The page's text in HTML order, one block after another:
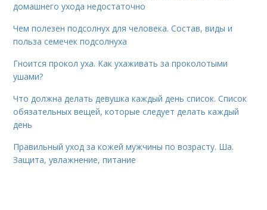
домашнего ухода недостаточно
Чем полезен подсолнух для человека. Состав, виды и
польза семечек подсолнуха
Гноится прокол уха. Как ухаживать за проколотыми
ушами?
Что должна делать девушка каждый день список. Список
обязательных вещей, которые следует делать каждый
день
Правильный уход за кожей мужчины по возрасту. Ша.
Защита, увлажнение, питание